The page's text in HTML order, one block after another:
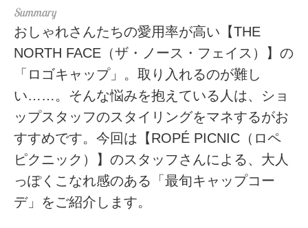
おしゃれさんたちの愛用率が高い【THE
NORTH FACE（ザ・ノース・フェイス）】の
「ロゴキャップ」。取り入れるのが難し
い……。そんな悩みを抱えている人は、ショ
ップスタッフのスタイリングをマネするがお
すすめです。今回は【ROPÉ PICNIC（ロペ
ピクニック）】のスタッフさんによる、大人
っぽくこなれ感のある「最旬キャップコー
デ」をご紹介します。